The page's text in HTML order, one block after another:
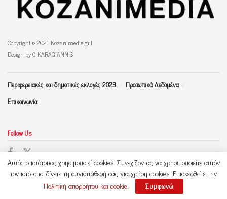
Copyright © 2021 Kozanimedia.gr |
Design by G KARAGIANNIS
Περιφερειακές και δημοτικές εκλογές 2023
Προσωπικά Δεδομένα
Επικοινωνία
Follow Us
Αυτός ο ιστότοπος χρησιμοποιεί cookies. Συνεχίζοντας να χρησιμοποιείτε αυτόν
τον ιστότοπο, δίνετε τη συγκατάθεσή σας για χρήση cookies. Επισκεφθείτε την
Πολιτική απορρήτου και cookie. Συμφωνώ